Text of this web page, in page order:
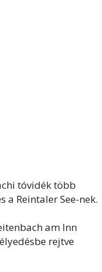
tóvidék több
a Reintaler See-nek.
am Inn
rejtve